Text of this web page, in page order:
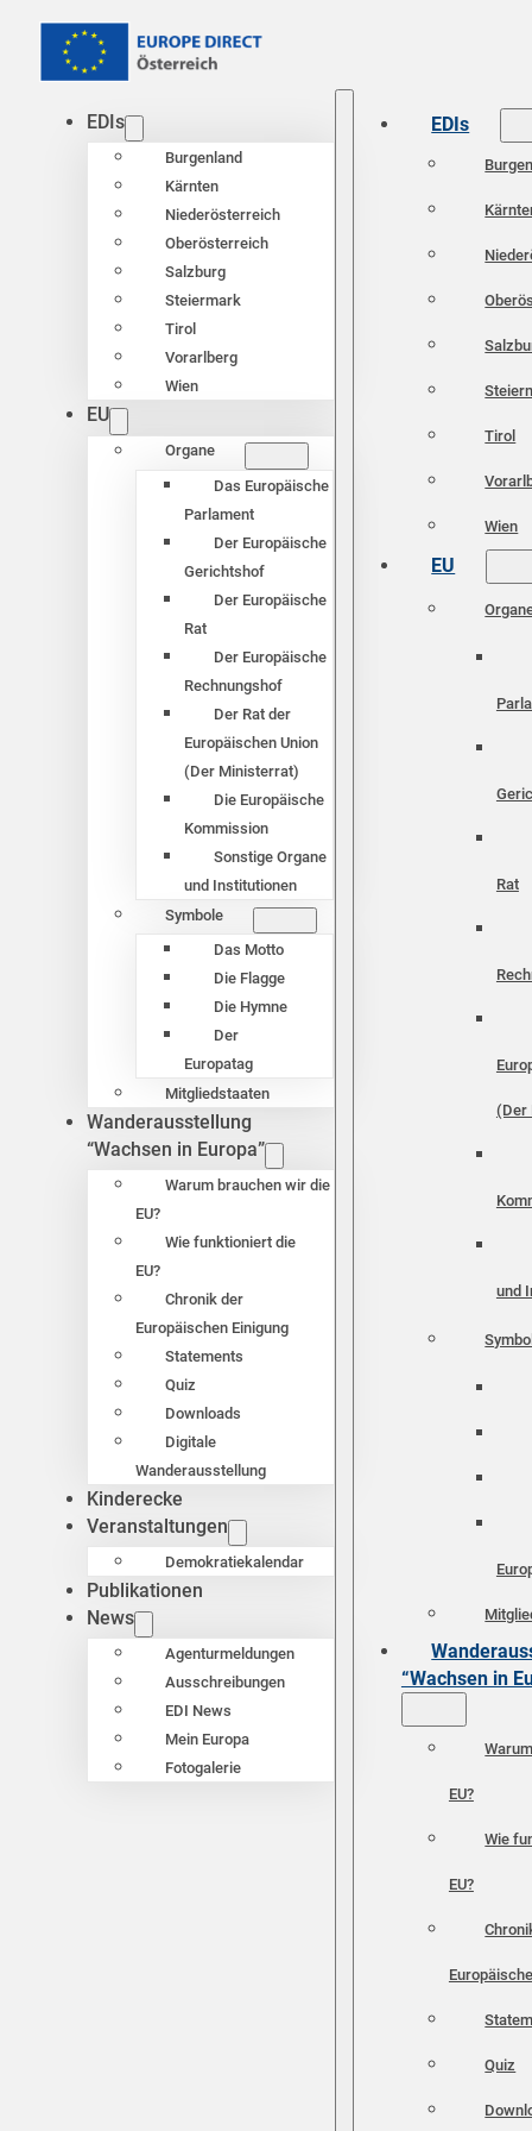
EDIs
Burgenland
Kärnten
Niederösterreich
Oberösterreich
Salzburg
Steiermark
Tirol
Vorarlberg
Wien
EU
Organe
Das Europäische
Parlament
Der Europäische
Gerichtshof
Der Europäische
Rat
Der Europäische
Rechnungshof
Der Rat der
Europäischen Union
(Der Ministerrat)
Die Europäische
Kommission
Sonstige Organe
und Institutionen
Symbole
Das Motto
Die Flagge
Die Hymne
Der
Europatag
Mitgliedstaaten
Wanderausstellung
“Wachsen in Europa”
Warum brauchen wir die
EU?
Wie funktioniert die
EU?
Chronik der
Europäischen Einigung
Statements
Quiz
Downloads
Digitale
Wanderausstellung
Kinderecke
Veranstaltungen
Demokratiekalendar
Publikationen
News
Agenturmeldungen
Ausschreibungen
EDI News
Mein Europa
Fotogalerie
EDIs
Tirol
Wien
EU
Rat
(Der
und
“Wachsen in
EU?
Wie
EU?
Quiz